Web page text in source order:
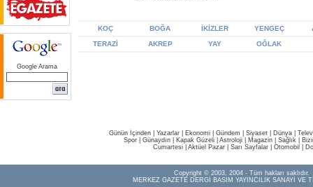
Google Arama
KOÇ BOĞA İKİZLER YENGEÇ
TERAZİ
AKREP YAY OĞLAK
Günün İçinden Yazarlar Ekonomi Gündem Siyaset Dünya |
Spor
Günaydın Kapak Güzeli Astroloji Magazin Sağlık
Cumartesi| Aktüel Pazar| Sarı Sayfalar| Otomobil
Copyright © 2003, 2004 - Tüm hakları saklıdır.
MERKEZ GAZETE DERGİ BASIM YAYINCILIK SANAYİ VE